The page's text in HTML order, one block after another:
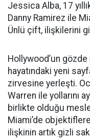
Jessica Alba, 17
Danny Ramirez ile
Ünlü çift, ilişkilerini
Hollywood’un
hayatındaki yeni
zirvesine yerleşti.
Warren ile yollarını
birlikte olduğu
Miami’de
ilişkinin artık gizli